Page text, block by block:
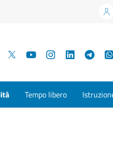
Facebook YouTubeInstagramLinkedIn
Tempo libero